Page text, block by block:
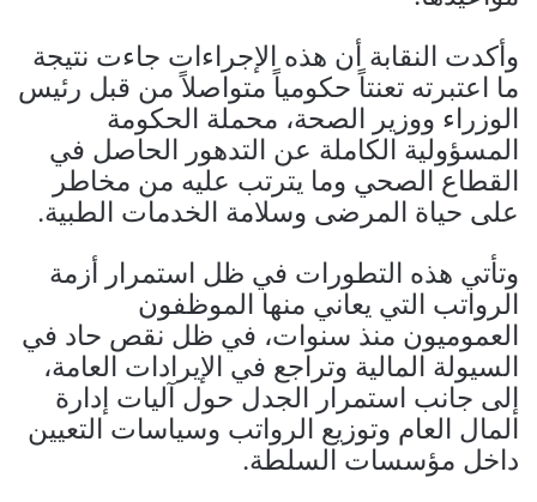
وأكدت النقابة أن هذه الإجراءات جاءت نتيجة
ما اعتبرته تعنتاً حكومياً متواصلاً من قبل رئيس
الوزراء ووزير الصحة، محملة الحكومة
المسؤولية الكاملة عن التدهور الحاصل في
القطاع الصحي وما يترتب عليه من مخاطر
على حياة المرضى وسلامة الخدمات الطبية.
وتأتي هذه التطورات في ظل استمرار أزمة
الرواتب التي يعاني منها الموظفون
العموميون منذ سنوات، في ظل نقص حاد في
السيولة المالية وتراجع في الإيرادات العامة،
إلى جانب استمرار الجدل حول آليات إدارة
المال العام وتوزيع الرواتب وسياسات التعيين
داخل مؤسسات السلطة.